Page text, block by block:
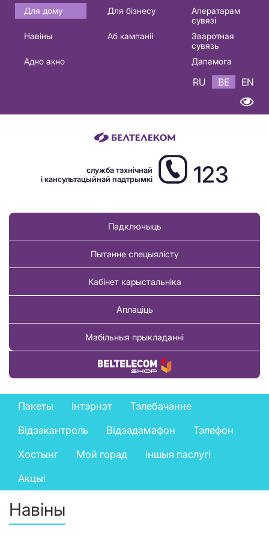
Основная
навигация
Для дому Для бізнесу
Аператарам
сувязі
Навіны
Аб кампаніі
Зваротная
сувязь
Адно акно
Дапамога
RU BE EN
служба тэхнічнай
і кансультацыйнай падтрымкі
123
Падключыць
Пытанне спецыялісту
Кабінет карыстальніка
Аплаціць
Мабільныя прыкладанні
Купіць тавар
Private
services
menu
Пакеты Інтэрнэт
Тэлебачанне
Відэакантроль
Відэадамафон
Тэлефон
Хостынг
Мой горад
Іншыя паслугі
Акцыі
Навіны